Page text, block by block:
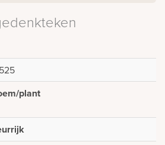
plant